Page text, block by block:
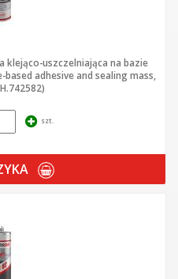
klejąco-uszczelniająca na bazie
adhesive and sealing mass,
szt.